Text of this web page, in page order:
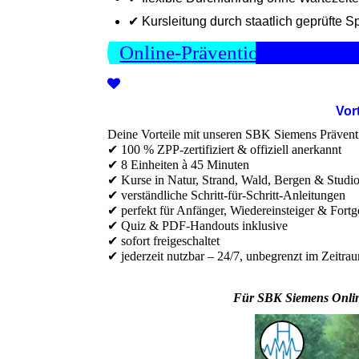
✔ Kursleitung durch staatlich geprüfte
Online-Präventionskurse
Deine Vorteile mit unseren SBK Siemens
✔ 100 % ZPP-zertifiziert & offiziell anerkannt
✔ 8 Einheiten à 45 Minuten
✔ Kurse in Natur, Strand, Wald, Bergen &
✔ verständliche Schritt-für-Schritt-Anleitungen
✔ perfekt für Anfänger, Wiedereinsteiger &
✔ Quiz & PDF-Handouts inklusive
✔ sofort freigeschaltet
✔ jederzeit nutzbar – 24/7, unbegrenzt im
Für SBK Siemens